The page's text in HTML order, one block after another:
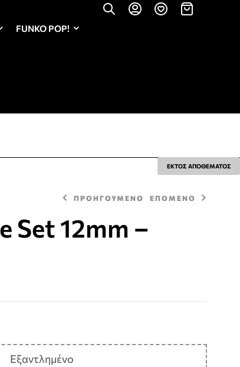
FUNKO POP!
ΕΚΤΟΣ ΑΠΟΘΕΜΑΤΟΣ
ΠΡΟΗΓΟΥΜΕΝΟ ΕΠΟΜΕΝΟ
Set 12mm –
Εξαντλημένο